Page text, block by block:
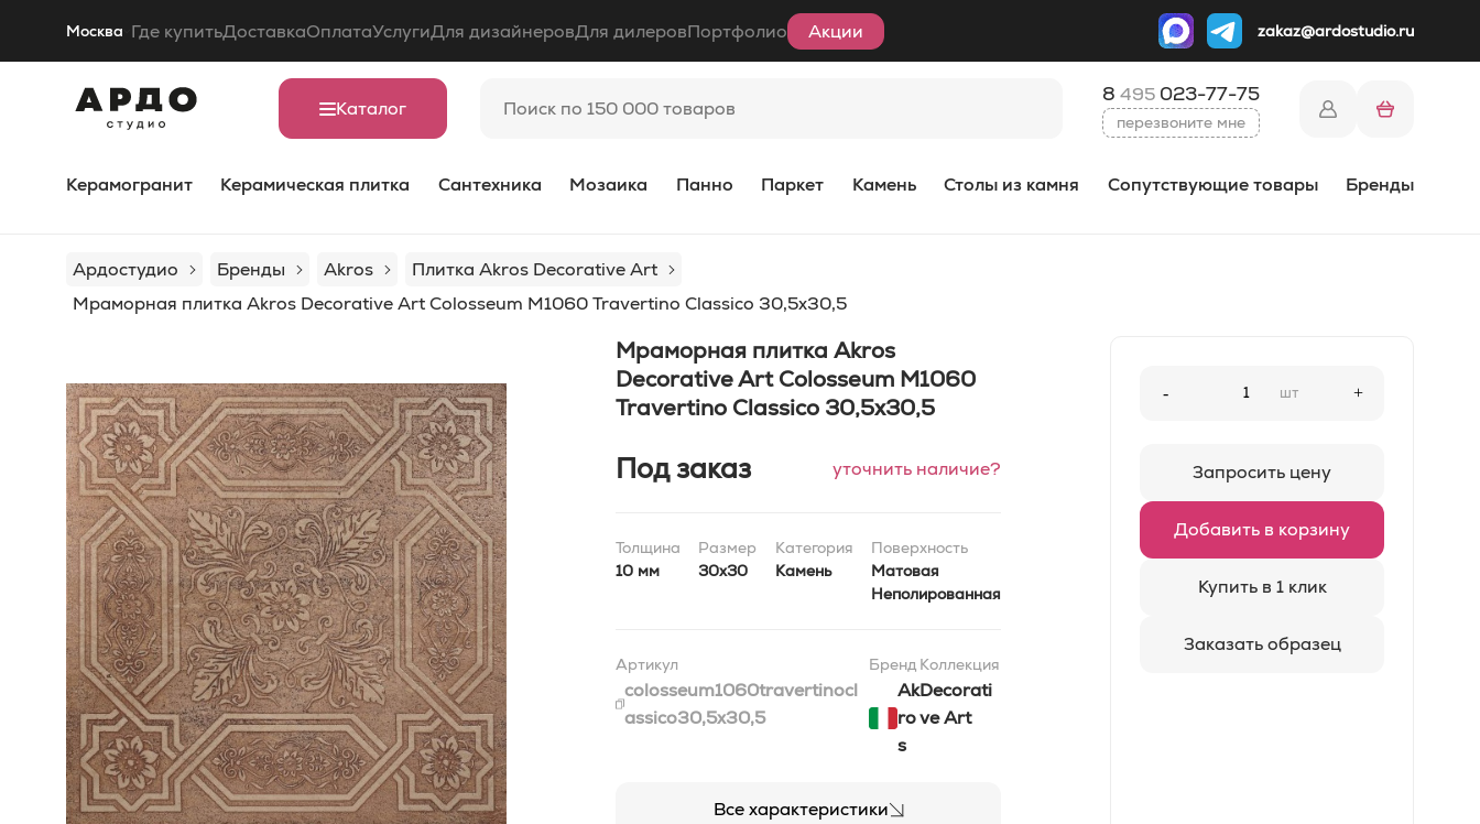
Москва Где купитьДоставкаОплатаУслугиДля дизайнеровДля дилеровПортфолио Акции zakaz@ardostudio.ru
Каталог
8 495 023-77-75
перезвоните мне
Керамогранит Керамическая плитка Сантехника Мозаика Панно Паркет Камень Столы из камня Сопутствующие товары Бренды
Ардостудио Бренды Akros
Плитка Akros Decorative Art
Мраморная плитка Akros Decorative Art Colosseum M1060 Travertino Classico 30,5x30,5
Мраморная плитка Akros
Decorative Art Colosseum M1060
Travertino Classico 30,5x30,5
Под заказ уточнить наличие?
Толщина
10 мм
Размер
30x30
Категория
Камень
Поверхность
Матовая
Неполированная
Артикул
colosseum1060travertinocl
assico30,5x30,5
Бренд
Ak
ro
s
Коллекция
Decorati
ve Art
Все характеристики
- шт +
Запросить цену
Добавить в корзину
Купить в 1 клик
Заказать образец